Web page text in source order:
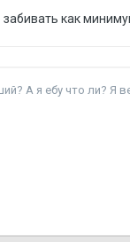
как
лучший?